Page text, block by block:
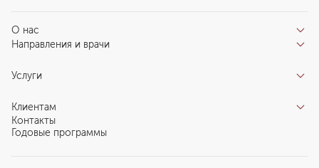
О нас
Отзывы пациентов
О клинике
Новости
Специалистам
Направления и врачи
Центры компетенций
Услуги
Индивидуальный план здоровья
Комплексные программы
Клиентам
Запись на прием
Контакты
Годовые программы